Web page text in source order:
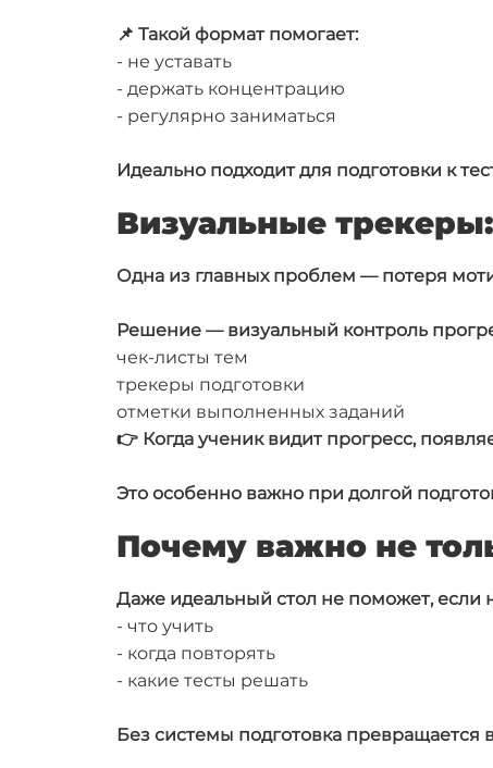
📌 Такой формат помогает:
- не уставать
- держать концентрацию
- регулярно заниматься
Идеально подходит для подготовки к
Визуальные
Одна из главных проблем — потеря
Решение — визуальный контроль
чек-листы тем
трекеры подготовки
отметки выполненных заданий
👉 Когда ученик видит прогресс,
Это особенно важно при долгой
Почему важно не
Даже идеальный стол не поможет, если
- что учить
- когда повторять
- какие тесты решать
Без системы подготовка превращается